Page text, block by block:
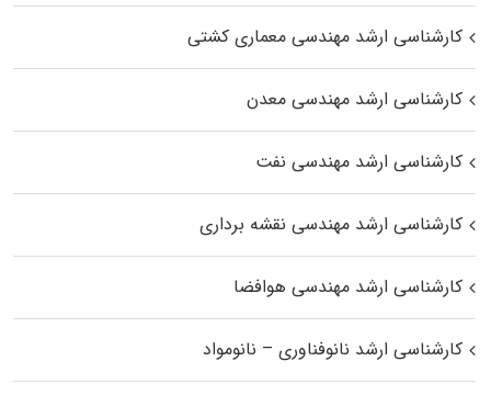
کارشناسی ارشد مهندسی معماری کشتی
کارشناسی ارشد مهندسی معدن
کارشناسی ارشد مهندسی نفت
کارشناسی ارشد مهندسی نقشه برداری
کارشناسی ارشد مهندسی هوافضا
کارشناسی ارشد نانوفناوری – نانومواد